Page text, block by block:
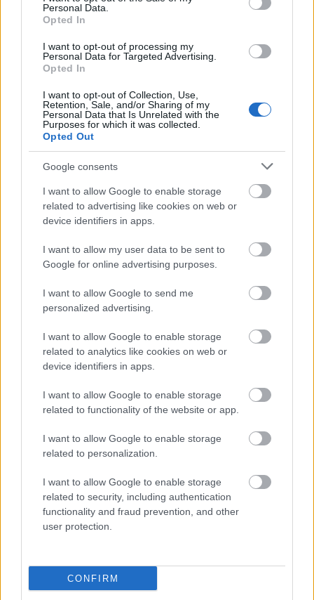
Personal Data.
Opted In
I want to opt-out of processing my
Personal Data for Targeted Advertising.
Opted In
I want to opt-out of Collection, Use,
Retention, Sale, and/or Sharing of my
Personal Data that Is Unrelated with the
Purposes for which it was collected.
Opted Out
Google consents
I want to allow Google to enable storage
related to advertising like cookies on web or
device identifiers in apps.
I want to allow my user data to be sent to
Google for online advertising purposes.
I want to allow Google to send me
personalized advertising.
I want to allow Google to enable storage
related to analytics like cookies on web or
device identifiers in apps.
I want to allow Google to enable storage
related to functionality of the website or app.
I want to allow Google to enable storage
related to personalization.
I want to allow Google to enable storage
related to security, including authentication
functionality and fraud prevention, and other
user protection.
CONFIRM
Küldés
Messengeren
keresőben könnyebben megtaláld a
glamour.hu cikkeit
HAWAII KOLLEKCIÓ SLIP-ON CIPŐ SHOPPINGTIPP